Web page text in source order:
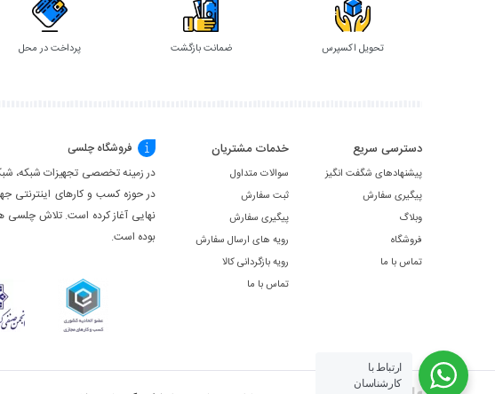
تحویل اکسپرس ضمانت بازگشت پرداخت در محل
دسترسی سریع
پیشنهادهای شگفت انگیز
پیگیری سفارش
وبلاگ
فروشگاه
تماس با ما
خدمات مشتریان
سوالات متداول
ثبت سفارش
پیگیری سفارش
رویه های ارسال سفارش
رویه بازگردانی کالا
تماس با ما
فروشگاه چلسی
در زمینه تخصصی تجهیزات شبکه،
در حوزه کسب ‌و کارهای اینترنتی
نهایی آغاز کرده است. تلاش چلسی
بوده است.
ارتباط با
کارشناسان